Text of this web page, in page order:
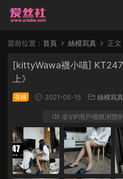
當前位置： 首頁 絲模寫真 正文
[kittyWawa襪小喵] KT247
上》
在線 2021-05-15 絲模寫真
非VIP用戶僅限浏覽